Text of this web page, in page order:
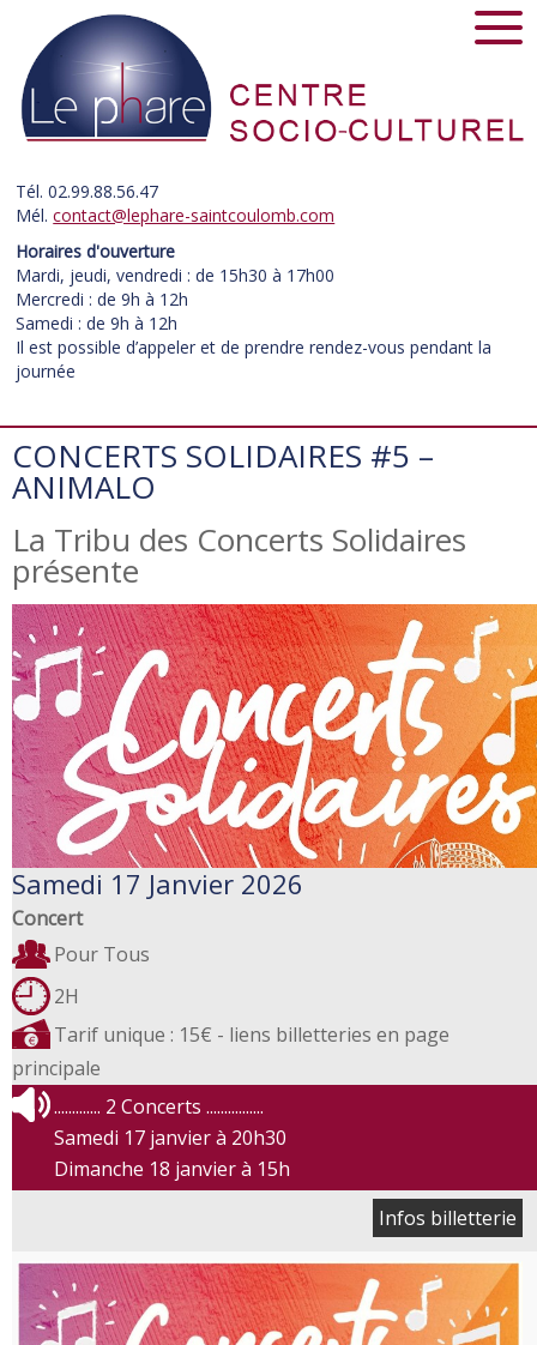
Tél. 02.99.88.56.47
Mél.contact@lephare-saintcoulomb.com
Horaires d'ouverture
Mardi, jeudi, vendredi : de 15h30 à 17h00
Mercredi : de 9h à 12h
Samedi : de 9h à 12h
Il est possible d’appeler et de prendre rendez-vous pendant la
journée
CONCERTS SOLIDAIRES #5 –
ANIMALO
La Tribu des Concerts Solidaires
présente
Samedi 17 Janvier 2026
Concert
Pour Tous
2H
Tarif unique : 15€ - liens billetteries en page
principale
............. 2 Concerts ................
Samedi 17 janvier à 20h30
Dimanche 18 janvier à 15h
Infos billetterie